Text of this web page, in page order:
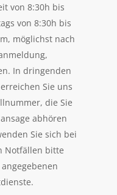
von 8:30h bis
von 8:30h bis
möglichst nach
In dringenden
Sie uns
die Sie
abhören
Sie sich bei
Notfällen bitte